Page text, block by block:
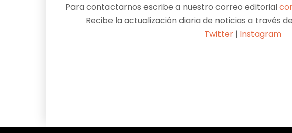
Para contactarnos escribe a nuestro correo editorial
Recibe la actualización diaria de noticias a través
Twitter | Instagram